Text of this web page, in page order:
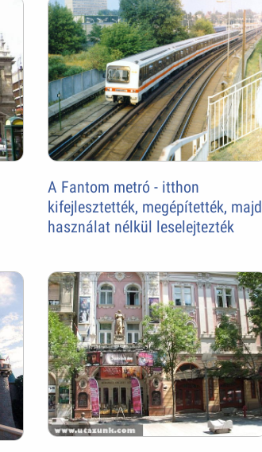
A Fantom metró - itthon
kifejlesztették, megépítették, majd
használat nélkül leselejtezték